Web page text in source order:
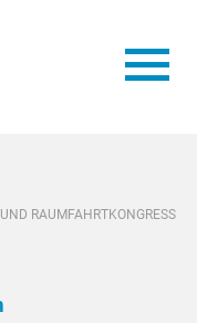
RAUMFAHRTKONGRESS